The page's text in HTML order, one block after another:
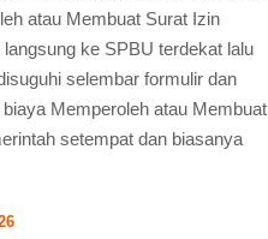
atau Membuat Surat Izin
ke SPBU terdekat lalu
selembar formulir dan
Memperoleh atau Membuat
setempat dan biasanya